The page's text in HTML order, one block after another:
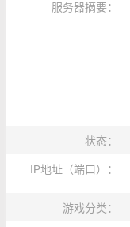
服务器摘要：
状态：
IP地址（端口）：
游戏分类：